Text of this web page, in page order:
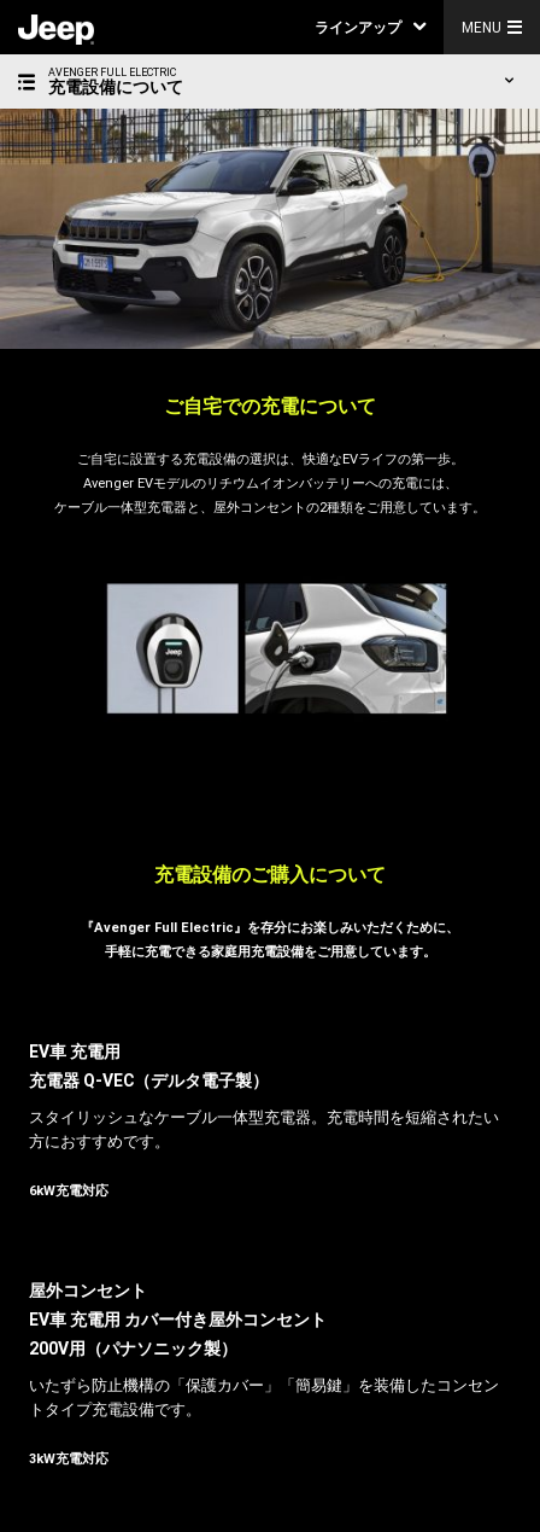
ラインアップ MENU
AVENGER FULL ELECTRIC
充電設備について
ご自宅での充電について
ご自宅に設置する充電設備の選択は、快適なEVライフの第一歩。
Avenger EVモデルのリチウムイオンバッテリーへの充電には、
ケーブル一体型充電器と、屋外コンセントの2種類をご用意しています。
充電設備のご購入について
『Avenger Full Electric』を存分にお楽しみいただくために、
手軽に充電できる家庭用充電設備をご用意しています。
EV⾞ 充電⽤
充電器 Q-VEC（デルタ電⼦製）
スタイリッシュなケーブル⼀体型充電器。充電時間を短縮されたい
⽅におすすめです。
6kW充電対応
屋外コンセント
EV⾞ 充電⽤ カバー付き屋外コンセント
200V⽤（パナソニック製）
いたずら防⽌機構の「保護カバー」「簡易鍵」を装備したコンセン
トタイプ充電設備です。
3kW充電対応